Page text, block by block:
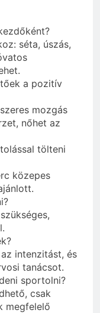
séta, úszás,
a pozitív
mozgás
nőhet az
tölteni
közepes
intenzitást, és
tanácsot.
sportolni?
csak
megfelelő